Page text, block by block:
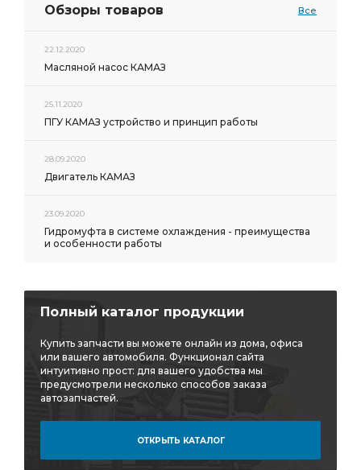
Обзоры товаров Все
22.12.2020
Масляной насос КАМАЗ
25.11.2020
ПГУ КАМАЗ устройство и принцип работы
28.09.2020
Двигатель КАМАЗ
23.09.2020
Гидромуфта в системе охлаждения - преимущества
и особенности работы
Полный каталог продукции
Купить запчасти вы можете онлайн из дома, офиса
или вашего автомобиля. Функционал сайта
интуитивно прост: для вашего удобства мы
предусмотрели несколько способов заказа
автозапчастей.
ОТКРЫТЬ КАТАЛОГ